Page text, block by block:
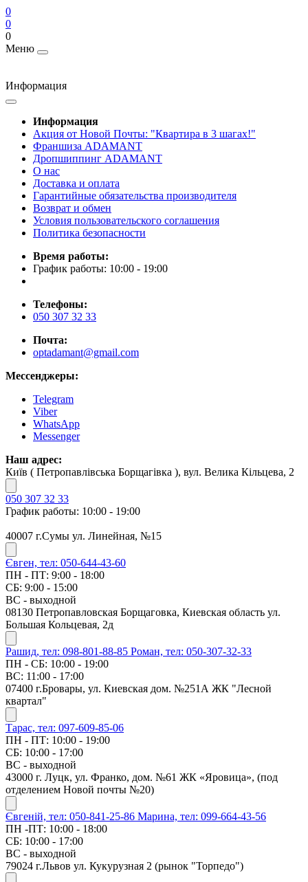
0
0
0
Меню
Информация
Информация
Акция от Новой Почты: "Квартира в 3 шагах!"
Франшиза ADAMANT
Дропшиппинг ADAMANT
О нас
Доставка и оплата
Гарантийные обязательства производителя
Возврат и обмен
Условия пользовательского соглашения
Политика безопасности
Время работы:
График работы: 10:00 - 19:00
Телефоны:
050 307 32 33
Почта:
optadamant@gmail.com
Мессенджеры:
Telegram
Viber
WhatsApp
Messenger
Наш адрес:
Київ ( Петропавлівська Борщагівка ), вул. Велика Кільцева, 2
050 307 32 33
График работы: 10:00 - 19:00
40007 г.Сумы ул. Линейная, №15
Євген, тел: 050-644-43-60
ПН - ПТ: 9:00 - 18:00
СБ: 9:00 - 15:00
ВС - выходной
08130 Петропавловская Борщаговка, Киевская область ул.
Большая Кольцевая, 2д
Рашид, тел: 098-801-88-85 Роман, тел: 050-307-32-33
ПН - СБ: 10:00 - 19:00
ВС: 11:00 - 17:00
07400 г.Бровары, ул. Киевская дом. №251А ЖК "Лесной
квартал"
Тарас, тел: 097-609-85-06
ПН - ПТ: 10:00 - 19:00
СБ: 10:00 - 17:00
ВС - выходной
43000 г. Луцк, ул. Франко, дом. №61 ЖК «Яровица», (под
отделением Новой почты №20)
Євгеній, тел: 050-841-25-86 Марина, тел: 099-664-43-56
ПН -ПТ: 10:00 - 18:00
СБ: 10:00 - 17:00
ВС - выходной
79024 г.Львов ул. Кукурузная 2 (рынок "Торпедо")